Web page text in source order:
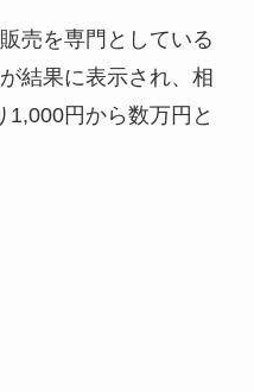
売を専門としている
結果に表示され、相
円から数万円と